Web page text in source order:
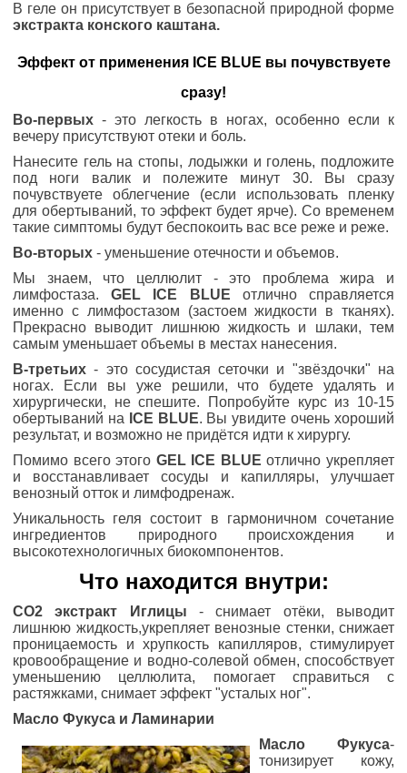
В геле он присутствует в безопасной природной форме
экстракта конского каштана.
Эффект от применения ICE BLUE вы почувствуете
сразу!
Во-первых - это легкость в ногах, особенно если к
вечеру присутствуют отеки и боль.
Нанесите гель на стопы, лодыжки и голень, подложите
под ноги валик и полежите минут 30. Вы сразу
почувствуете облегчение (если использовать пленку
для обертываний, то эффект будет ярче). Со временем
такие симптомы будут беспокоить вас все реже и реже.
Во-вторых - уменьшение отечности и объемов.
Мы знаем, что целлюлит - это проблема жира и
лимфостаза.GEL ICE BLUE отлично справляется
именно с лимфостазом (застоем жидкости в тканях).
Прекрасно выводит лишнюю жидкость и шлаки, тем
самым уменьшает объемы в местах нанесения.
В-третьих - это сосудистая сеточки и "звёздочки" на
ногах. Если вы уже решили, что будете удалять и
хирургически, не спешите. Попробуйте курс из 10-15
обертываний на ICE BLUE. Вы увидите очень хороший
результат, и возможно не придётся идти к хирургу.
Помимо всего этого GEL ICE BLUE отлично укрепляет
и восстанавливает сосуды и капилляры, улучшает
венозный отток и лимфодренаж.
Уникальность геля состоит в гармоничном сочетание
ингредиентов природного происхождения и
высокотехнологичных биокомпонентов.
Что находится внутри:
СО2 экстракт Иглицы - снимает отёки, выводит
лишнюю жидкость,укрепляет венозные стенки, снижает
проницаемость и хрупкость капилляров, стимулирует
кровообращение и водно-солевой обмен, способствует
уменьшению целлюлита, помогает справиться с
растяжками, снимает эффект "усталых ног".
Масло Фукуса и Ламинарии
Масло Фукуса-
тонизирует кожу,